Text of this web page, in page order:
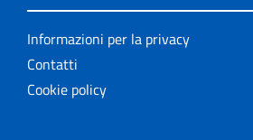
Informazioni per la privacy
Contatti
Cookie policy